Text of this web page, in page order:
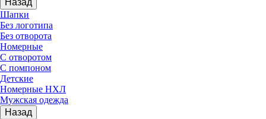
Назад
Шапки
Без логотипа
Без отворота
Номерные
С отворотом
С помпоном
Детские
Номерные НХЛ
Мужская одежда
Назад